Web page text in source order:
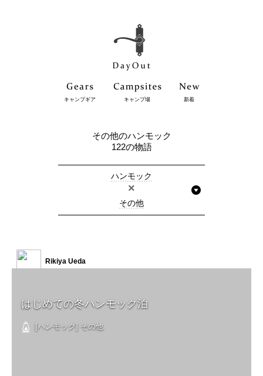
キャンプギア キャンプ場 新着
その他のハンモック
122の物語
ハンモック
×
その他
はじめての冬ハンモック泊
[ハンモック] その他
Rikiya Ueda